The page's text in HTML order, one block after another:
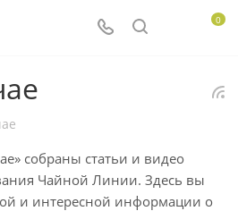
0
собраны статьи и видео
Чайной Линии. Здесь вы
и интересной информации о